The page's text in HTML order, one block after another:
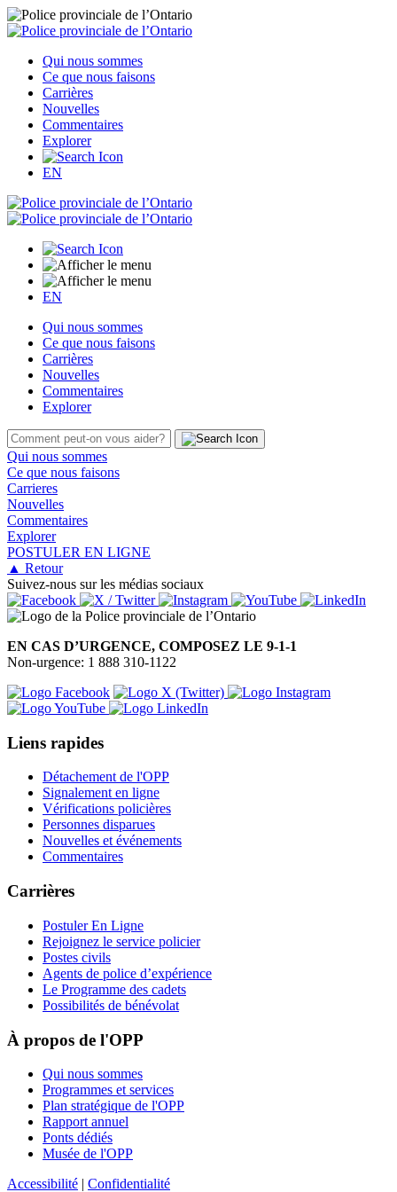
Qui nous sommes
Ce que nous faisons
Carrières
Nouvelles
Commentaires
Explorer
EN
EN
Qui nous sommes
Ce que nous faisons
Carrières
Nouvelles
Commentaires
Explorer
Qui nous sommes
Ce que nous faisons
Carrieres
Nouvelles
Commentaires
Explorer
POSTULER EN LIGNE
▲ Retour
Suivez-nous sur les médias sociaux
EN CAS D’URGENCE, COMPOSEZ LE 9-1-1
Non-urgence: 1 888 310-1122
Liens rapides
Détachement de l'OPP
Signalement en ligne
Vérifications policières
Personnes disparues
Nouvelles et événements
Commentaires
Carrières
Postuler En Ligne
Rejoignez le service policier
Postes civils
Agents de police d’expérience
Le Programme des cadets
Possibilités de bénévolat
À propos de l'OPP
Qui nous sommes
Programmes et services
Plan stratégique de l'OPP
Rapport annuel
Ponts dédiés
Musée de l'OPP
Accessibilité | Confidentialité